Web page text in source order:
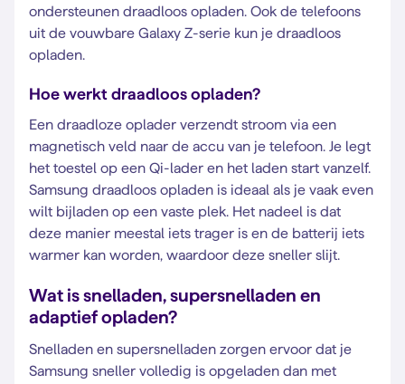
ondersteunen draadloos opladen. Ook de telefoons
uit de vouwbare Galaxy Z-serie kun je draadloos
opladen.
Hoe werkt draadloos opladen?
Een draadloze oplader verzendt stroom via een
magnetisch veld naar de accu van je telefoon. Je legt
het toestel op een Qi-lader en het laden start vanzelf.
Samsung draadloos opladen is ideaal als je vaak even
wilt bijladen op een vaste plek. Het nadeel is dat
deze manier meestal iets trager is en de batterij iets
warmer kan worden, waardoor deze sneller slijt.
Wat is snelladen, supersnelladen en
adaptief opladen?
Snelladen en supersnelladen zorgen ervoor dat je
Samsung sneller volledig is opgeladen dan met